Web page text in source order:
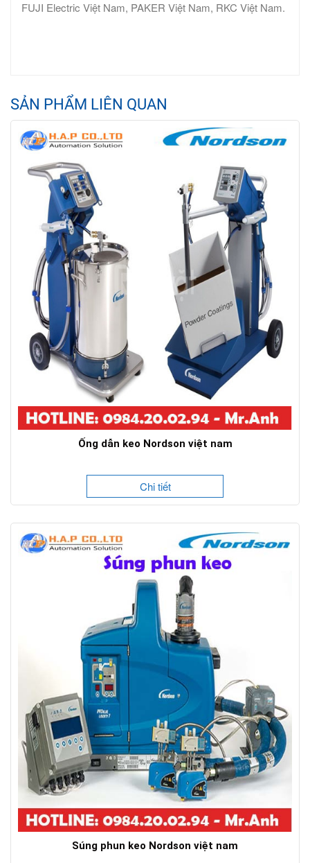
FUJI Electric Việt Nam, PAKER Việt Nam, RKC Việt Nam.
SẢN PHẨM LIÊN QUAN
Ống dẫn keo Nordson việt nam
Chi tiết
Súng phun keo Nordson việt nam